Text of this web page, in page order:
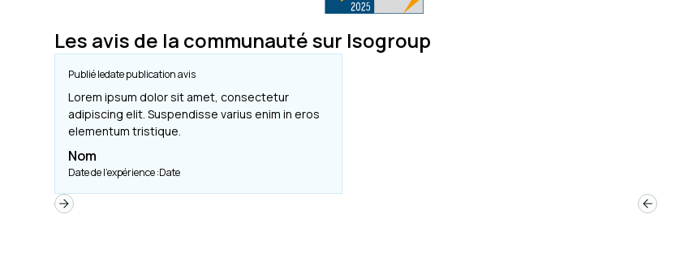
Les avis de la communauté sur Isogroup
Publié ledate publication avis
Lorem ipsum dolor sit amet, consectetur
adipiscing elit. Suspendisse varius enim in eros
elementum tristique.
Nom
Date de l'expérience :Date